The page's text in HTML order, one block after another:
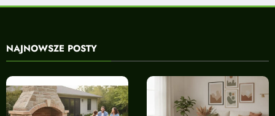
NAJNOWSZE POSTY